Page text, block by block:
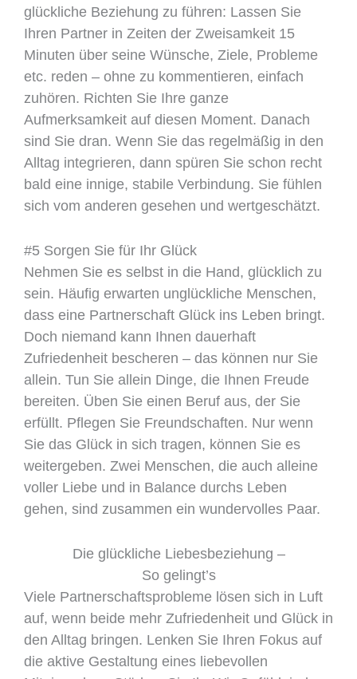
glückliche Beziehung zu führen: Lassen Sie
Ihren Partner in Zeiten der Zweisamkeit 15
Minuten über seine Wünsche, Ziele, Probleme
etc. reden – ohne zu kommentieren, einfach
zuhören. Richten Sie Ihre ganze
Aufmerksamkeit auf diesen Moment. Danach
sind Sie dran. Wenn Sie das regelmäßig in den
Alltag integrieren, dann spüren Sie schon recht
bald eine innige, stabile Verbindung. Sie fühlen
sich vom anderen gesehen und wertgeschätzt.
#5 Sorgen Sie für Ihr Glück
Nehmen Sie es selbst in die Hand, glücklich zu
sein. Häufig erwarten unglückliche Menschen,
dass eine Partnerschaft Glück ins Leben bringt.
Doch niemand kann Ihnen dauerhaft
Zufriedenheit bescheren – das können nur Sie
allein. Tun Sie allein Dinge, die Ihnen Freude
bereiten. Üben Sie einen Beruf aus, der Sie
erfüllt. Pflegen Sie Freundschaften. Nur wenn
Sie das Glück in sich tragen, können Sie es
weitergeben. Zwei Menschen, die auch alleine
voller Liebe und in Balance durchs Leben
gehen, sind zusammen ein wundervolles Paar.
Die glückliche Liebesbeziehung –
So gelingt’s
Viele Partnerschaftsprobleme lösen sich in Luft
auf, wenn beide mehr Zufriedenheit und Glück in
den Alltag bringen. Lenken Sie Ihren Fokus auf
die aktive Gestaltung eines liebevollen